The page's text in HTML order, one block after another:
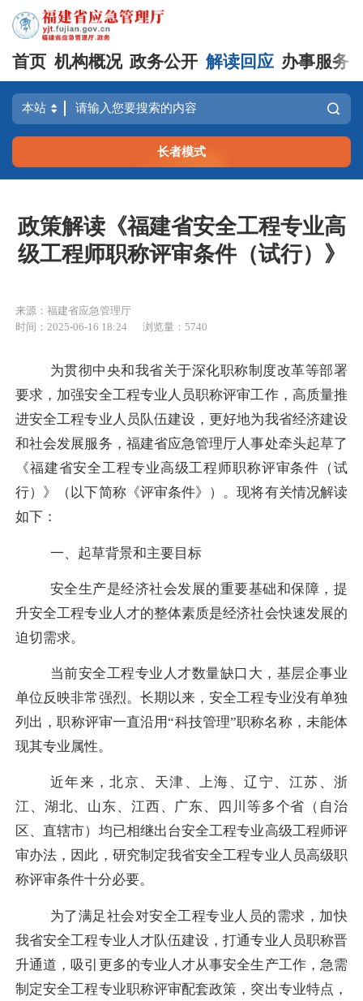
首页 机构概况 政务公开 解读回应 办事服务
长者模式
政策解读《福建省安全工程专业高
级工程师职称评审条件（试行）》
来源：福建省应急管理厅
时间：2025-06-16 18:24
浏览量：5740
为贯彻中央和我省关于深化职称制度改革等部署
要求，加强安全工程专业人员职称评审工作，高质量推
进安全工程专业人员队伍建设，更好地为我省经济建设
和社会发展服务 ， 福建省应急管理厅人事处牵头起草了
《福建省安全工程专业高级工程师职称评审条件 （试
行） 》（以下简称《评审条件》）。现将有关情况解读
如下：
一、起草背景和主要目标
安全生产是经济社会发展的重要基础和保障，提
升安全工程专业人才的整体素质是经济社会快速发展的
迫切需求。
当前安全工程专业人才数量缺口大，基层企事业
单位反映非常强烈。长期以来，安全工程专业没有单独
列出，职称评审一直沿用“科技管理”职称名称，未能体
现其专业属性。
近年来，北京、天津、上海、辽宁、江苏、浙
江、湖北、山东、江西、广东、四川等多个省（自治
区、直辖市）均已相继出台安全工程专业高级工程师评
审办法，因此，研究制定我省安全工程专业人员高级职
称评审条件十分必要。
为了满足社会对安全工程专业人员的需求，加快
我省安全工程专业人才队伍建设，打通专业人员职称晋
升通道，吸引更多的专业人才从事安全生产工作，急需
制定安全工程专业职称评审配套政策，突出专业特点，